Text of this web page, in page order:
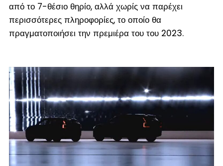
από το 7-θέσιο θηρίο, αλλά χωρίς να παρέχει
περισσότερες πληροφορίες, το οποίο θα
πραγματοποιήσει την πρεμιέρα του του 2023.